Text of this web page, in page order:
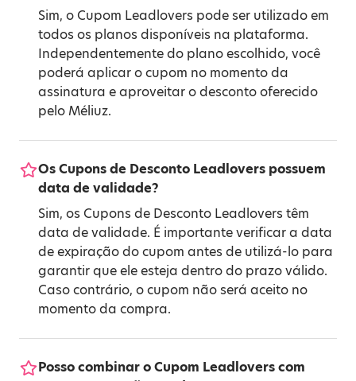
Sim, o Cupom Leadlovers pode ser utilizado em
todos os planos disponíveis na plataforma.
Independentemente do plano escolhido, você
poderá aplicar o cupom no momento da
assinatura e aproveitar o desconto oferecido
pelo Méliuz.
Os Cupons de Desconto Leadlovers possuem
data de validade?
Sim, os Cupons de Desconto Leadlovers têm
data de validade. É importante verificar a data
de expiração do cupom antes de utilizá-lo para
garantir que ele esteja dentro do prazo válido.
Caso contrário, o cupom não será aceito no
momento da compra.
Posso combinar o Cupom Leadlovers com